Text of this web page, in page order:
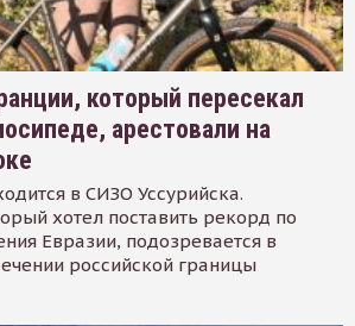
который пересекал
арестовали на
в СИЗО Уссурийска.
хотел поставить рекорд по
Евразии, подозревается в
российской границы